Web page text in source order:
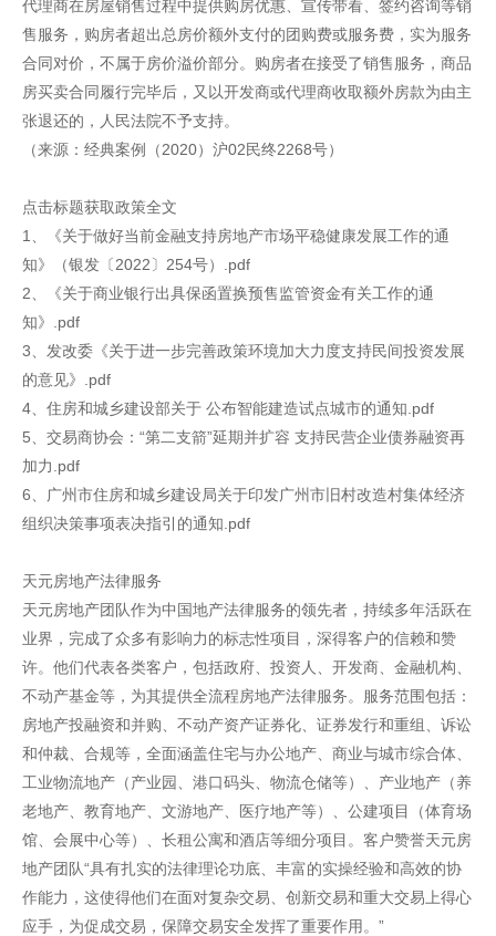
代理商在房屋销售过程中提供购房优惠、宣传带看、签约咨询等销
售服务，购房者超出总房价额外支付的团购费或服务费，实为服务
合同对价，不属于房价溢价部分。购房者在接受了销售服务，商品
房买卖合同履行完毕后，又以开发商或代理商收取额外房款为由主
张退还的，人民法院不予支持。
（来源：经典案例（2020）沪02民终2268号）
点击标题获取政策全文
1、《关于做好当前金融支持房地产市场平稳健康发展工作的通
知》（银发〔2022〕254号）.pdf
2、《关于商业银行出具保函置换预售监管资金有关工作的通
知》.pdf
3、发改委《关于进一步完善政策环境加大力度支持民间投资发展
的意见》.pdf
4、住房和城乡建设部关于 公布智能建造试点城市的通知.pdf
5、交易商协会：“第二支箭”延期并扩容 支持民营企业债券融资再
加力.pdf
6、广州市住房和城乡建设局关于印发广州市旧村改造村集体经济
组织决策事项表决指引的通知.pdf
天元房地产法律服务
天元房地产团队作为中国地产法律服务的领先者，持续多年活跃在
业界，完成了众多有影响力的标志性项目，深得客户的信赖和赞
许。他们代表各类客户，包括政府、投资人、开发商、金融机构、
不动产基金等，为其提供全流程房地产法律服务。服务范围包括：
房地产投融资和并购、不动产资产证券化、证券发行和重组、诉讼
和仲裁、合规等，全面涵盖住宅与办公地产、商业与城市综合体、
工业物流地产（产业园、港口码头、物流仓储等）、产业地产（养
老地产、教育地产、文游地产、医疗地产等）、公建项目（体育场
馆、会展中心等）、长租公寓和酒店等细分项目。客户赞誉天元房
地产团队“具有扎实的法律理论功底、丰富的实操经验和高效的协
作能力，这使得他们在面对复杂交易、创新交易和重大交易上得心
应手，为促成交易，保障交易安全发挥了重要作用。”